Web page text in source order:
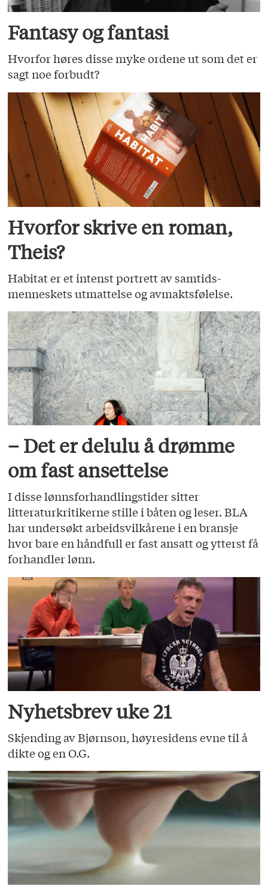
Fantasy og fantasi
Hvorfor høres disse myke ordene ut som det er
sagt noe forbudt?
Hvorfor skrive en roman,
Theis?
Habitat er et intenst portrett av samtids­
menneskets utmattelse og avmaktsfølelse.
– Det er delulu å drømme
om fast ansettelse
I disse lønnsforhandlingstider sitter
litteraturkritikerne stille i båten og leser. BLA
har undersøkt arbeidsvilkårene i en bransje
hvor bare en håndfull er fast ansatt og ytterst få
forhandler lønn.
Nyhetsbrev uke 21
Skjending av Bjørnson, høyresidens evne til å
dikte og en O.G.